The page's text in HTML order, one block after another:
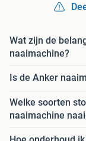
Wat zijn de
naaimachine?
Is de Anker
Welke soorten
naaimachine